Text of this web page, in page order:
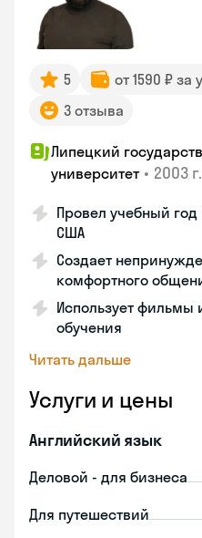
5 от 1590 ₽ за
3 отзыва
Липецкий
университет • 2003 г.
Провел учебный
США
Создает
комфортного
Использует фильмы
обучения
Читать дальше
Услуги и цены
Английский язык
Деловой - для бизнеса
Для путешествий